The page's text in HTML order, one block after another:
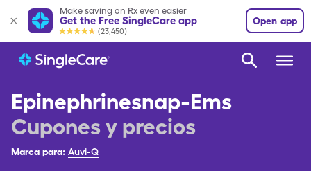
Make saving on Rx even easier
Get the Free SingleCare app
(23,450)
Open app
Epinephrinesnap-Ems
Cupones y precios
Marca para: Auvi-Q